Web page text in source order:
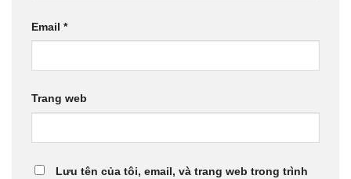
Email *
Trang web
Lưu tên của tôi, email, và trang web trong trình